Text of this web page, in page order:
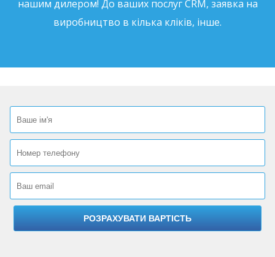
нашим дилером! До ваших послуг CRM, заявка на
виробництво в кілька кліків, інше.